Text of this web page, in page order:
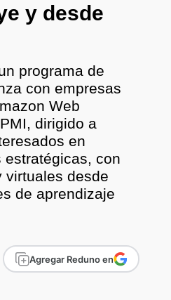
y desde
programa de
con empresas
Web
dirigido a
en
con
virtuales desde
de aprendizaje
Agregar Reduno en